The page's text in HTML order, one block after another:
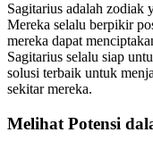
Sagitarius adalah zodiak
Mereka selalu berpikir
mereka dapat
Sagitarius selalu siap
solusi terbaik untuk
sekitar mereka.
Melihat Potensi